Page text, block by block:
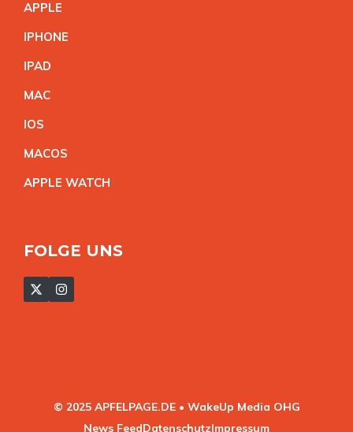
APPLE
IPHONE
IPAD
MAC
IOS
MACOS
APPLE WATCH
FOLGE UNS
© 2025 APFELPAGE.DE • WakeUp Media OHG
News FeedDatenschutzImpressum